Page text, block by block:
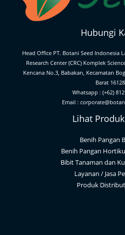
Hubungi
Head Office PT. Botani Seed Indonesia
Research Center (CRC) Komplek
Kencana No.3, Babakan, Kecamatan
Barat 16128
Whatsapp : (+62)
Email :
Lihat
Benih Pangan
Benih Pangan
Bibit Tanaman dan
Layanan / Jasa
Produk